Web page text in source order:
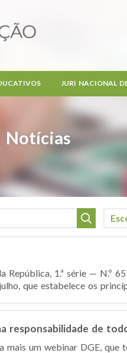
Notícias
JURI NACIONAL
República, 1.ª série — N.º
que estabelece os
responsabilidade de
um webinar DGE, que